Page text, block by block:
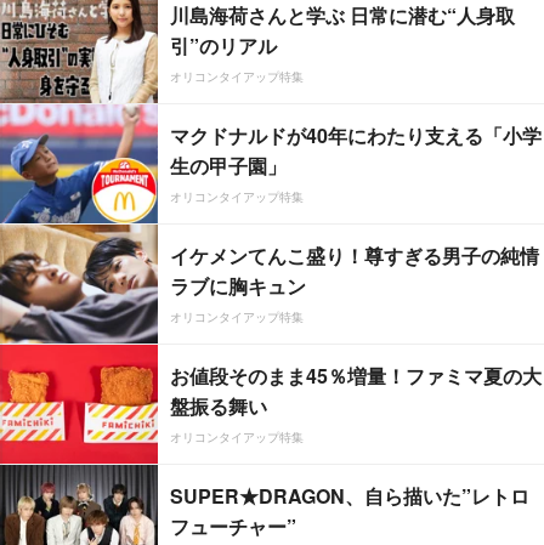
川島海荷さんと学ぶ 日常に潜む“人身取
引”のリアル
オリコンタイアップ特集
マクドナルドが40年にわたり支える「小学
生の甲子園」
オリコンタイアップ特集
イケメンてんこ盛り！尊すぎる男子の純情
ラブに胸キュン
オリコンタイアップ特集
お値段そのまま45％増量！ファミマ夏の大
盤振る舞い
オリコンタイアップ特集
SUPER★DRAGON、自ら描いた”レトロ
フューチャー”